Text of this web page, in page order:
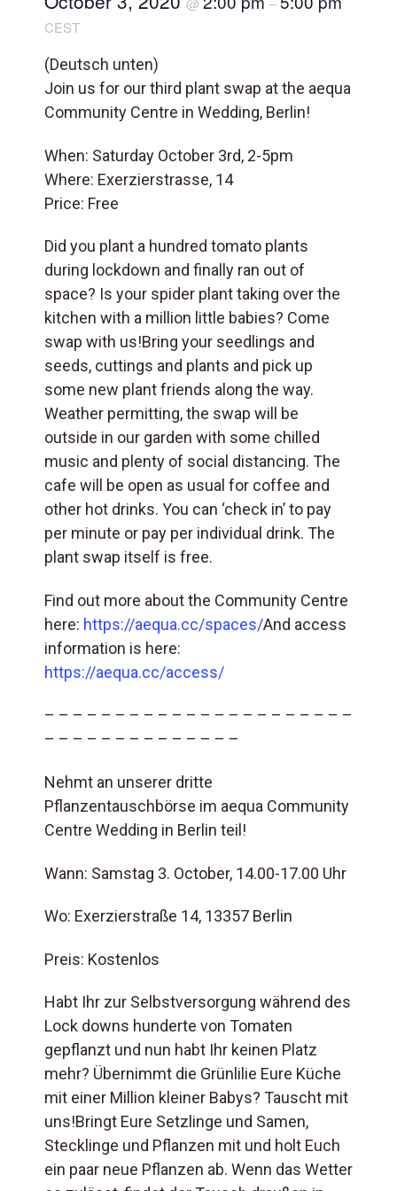
CEST
(Deutsch unten)
Join us for our third plant swap at the aequa
Community Centre in Wedding, Berlin!
When: Saturday October 3rd, 2-5pm
Where: Exerzierstrasse, 14
Price: Free
Did you plant a hundred tomato plants
during lockdown and finally ran out of
space? Is your spider plant taking over the
kitchen with a million little babies? Come
swap with us!Bring your seedlings and
seeds, cuttings and plants and pick up
some new plant friends along the way.
Weather permitting, the swap will be
outside in our garden with some chilled
music and plenty of social distancing. The
cafe will be open as usual for coffee and
other hot drinks. You can ‘check in’ to pay
per minute or pay per individual drink. The
plant swap itself is free.
Find out more about the Community Centre
here: https://aequa.cc/spaces/And access
information is here:
https://aequa.cc/access/
– – – – – – – – – – – – – – – – – – – – – –
– – – – – – – – – – – – – –
Nehmt an unserer dritte
Pflanzentauschbörse im aequa Community
Centre Wedding in Berlin teil!
Wann: Samstag 3. October, 14.00-17.00 Uhr
Wo: Exerzierstraße 14, 13357 Berlin
Preis: Kostenlos
Habt Ihr zur Selbstversorgung während des
Lock downs hunderte von Tomaten
gepflanzt und nun habt Ihr keinen Platz
mehr? Übernimmt die Grünlilie Eure Küche
mit einer Million kleiner Babys? Tauscht mit
uns!Bringt Eure Setzlinge und Samen,
Stecklinge und Pflanzen mit und holt Euch
ein paar neue Pflanzen ab. Wenn das Wetter